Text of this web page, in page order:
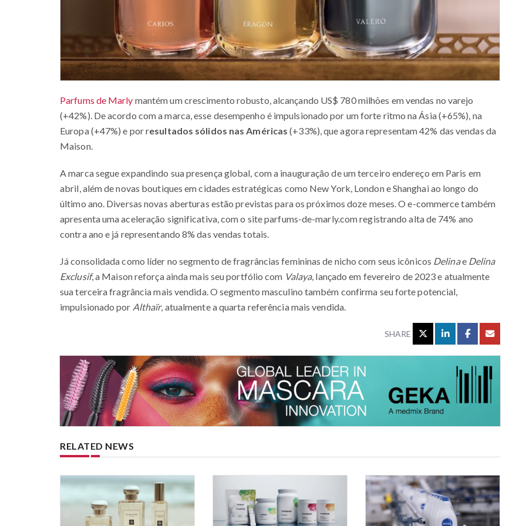
Parfums de Marly mantém um crescimento robusto, alcançando US$ 780 milhões em vendas no varejo
(+42%). De acordo com a marca, esse desempenho é impulsionado por um forte ritmo na Ásia (+65%), na
Europa (+47%) e por resultados sólidos nas Américas (+33%), que agora representam 42% das vendas da
Maison.
A marca segue expandindo sua presença global, com a inauguração de um terceiro endereço em Paris em
abril, além de novas boutiques em cidades estratégicas como New York, London e Shanghai ao longo do
último ano. Diversas novas aberturas estão previstas para os próximos doze meses. O e-commerce também
apresenta uma aceleração significativa, com o site parfums-de-marly.com registrando alta de 74% ano
contra ano e já representando 8% das vendas totais.
Já consolidada como líder no segmento de fragrâncias femininas de nicho com seus icônicos Delinae Delina
Exclusif, a Maison reforça ainda mais seu portfólio com Valaya, lançado em fevereiro de 2023 e atualmente
sua terceira fragrância mais vendida. O segmento masculino também confirma seu forte potencial,
impulsionado por Althaïr, atualmente a quarta referência mais vendida.
SHARE
RELATED NEWS